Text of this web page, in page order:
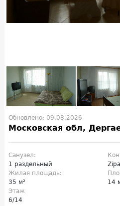
Обновлено: 09.08.2026
Московская обл,
Санузел:
1 раздельный
Жилая площадь:
35 м²
14
Этаж
6/14